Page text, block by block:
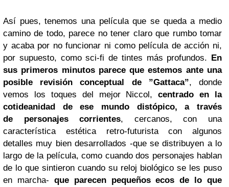
Así pues, tenemos una película que se queda a medio
camino de todo, parece no tener claro que rumbo tomar
y acaba por no funcionar ni como película de acción ni,
por supuesto, como sci-fi de tintes más profundos. En
sus primeros minutos parece que estemos ante una
posible revisión conceptual de ”Gattaca”, donde
vemos los toques del mejor Niccol,centrado en la
cotideanidad de ese mundo distópico, a través
de personajes corrientes, cercanos, con una
característica estética retro-futurista con algunos
detalles muy bien desarrollados -que se distribuyen a lo
largo de la película, como cuando dos personajes hablan
de lo que sintieron cuando su reloj biológico se les puso
en marcha- que parecen pequeños ecos de lo que